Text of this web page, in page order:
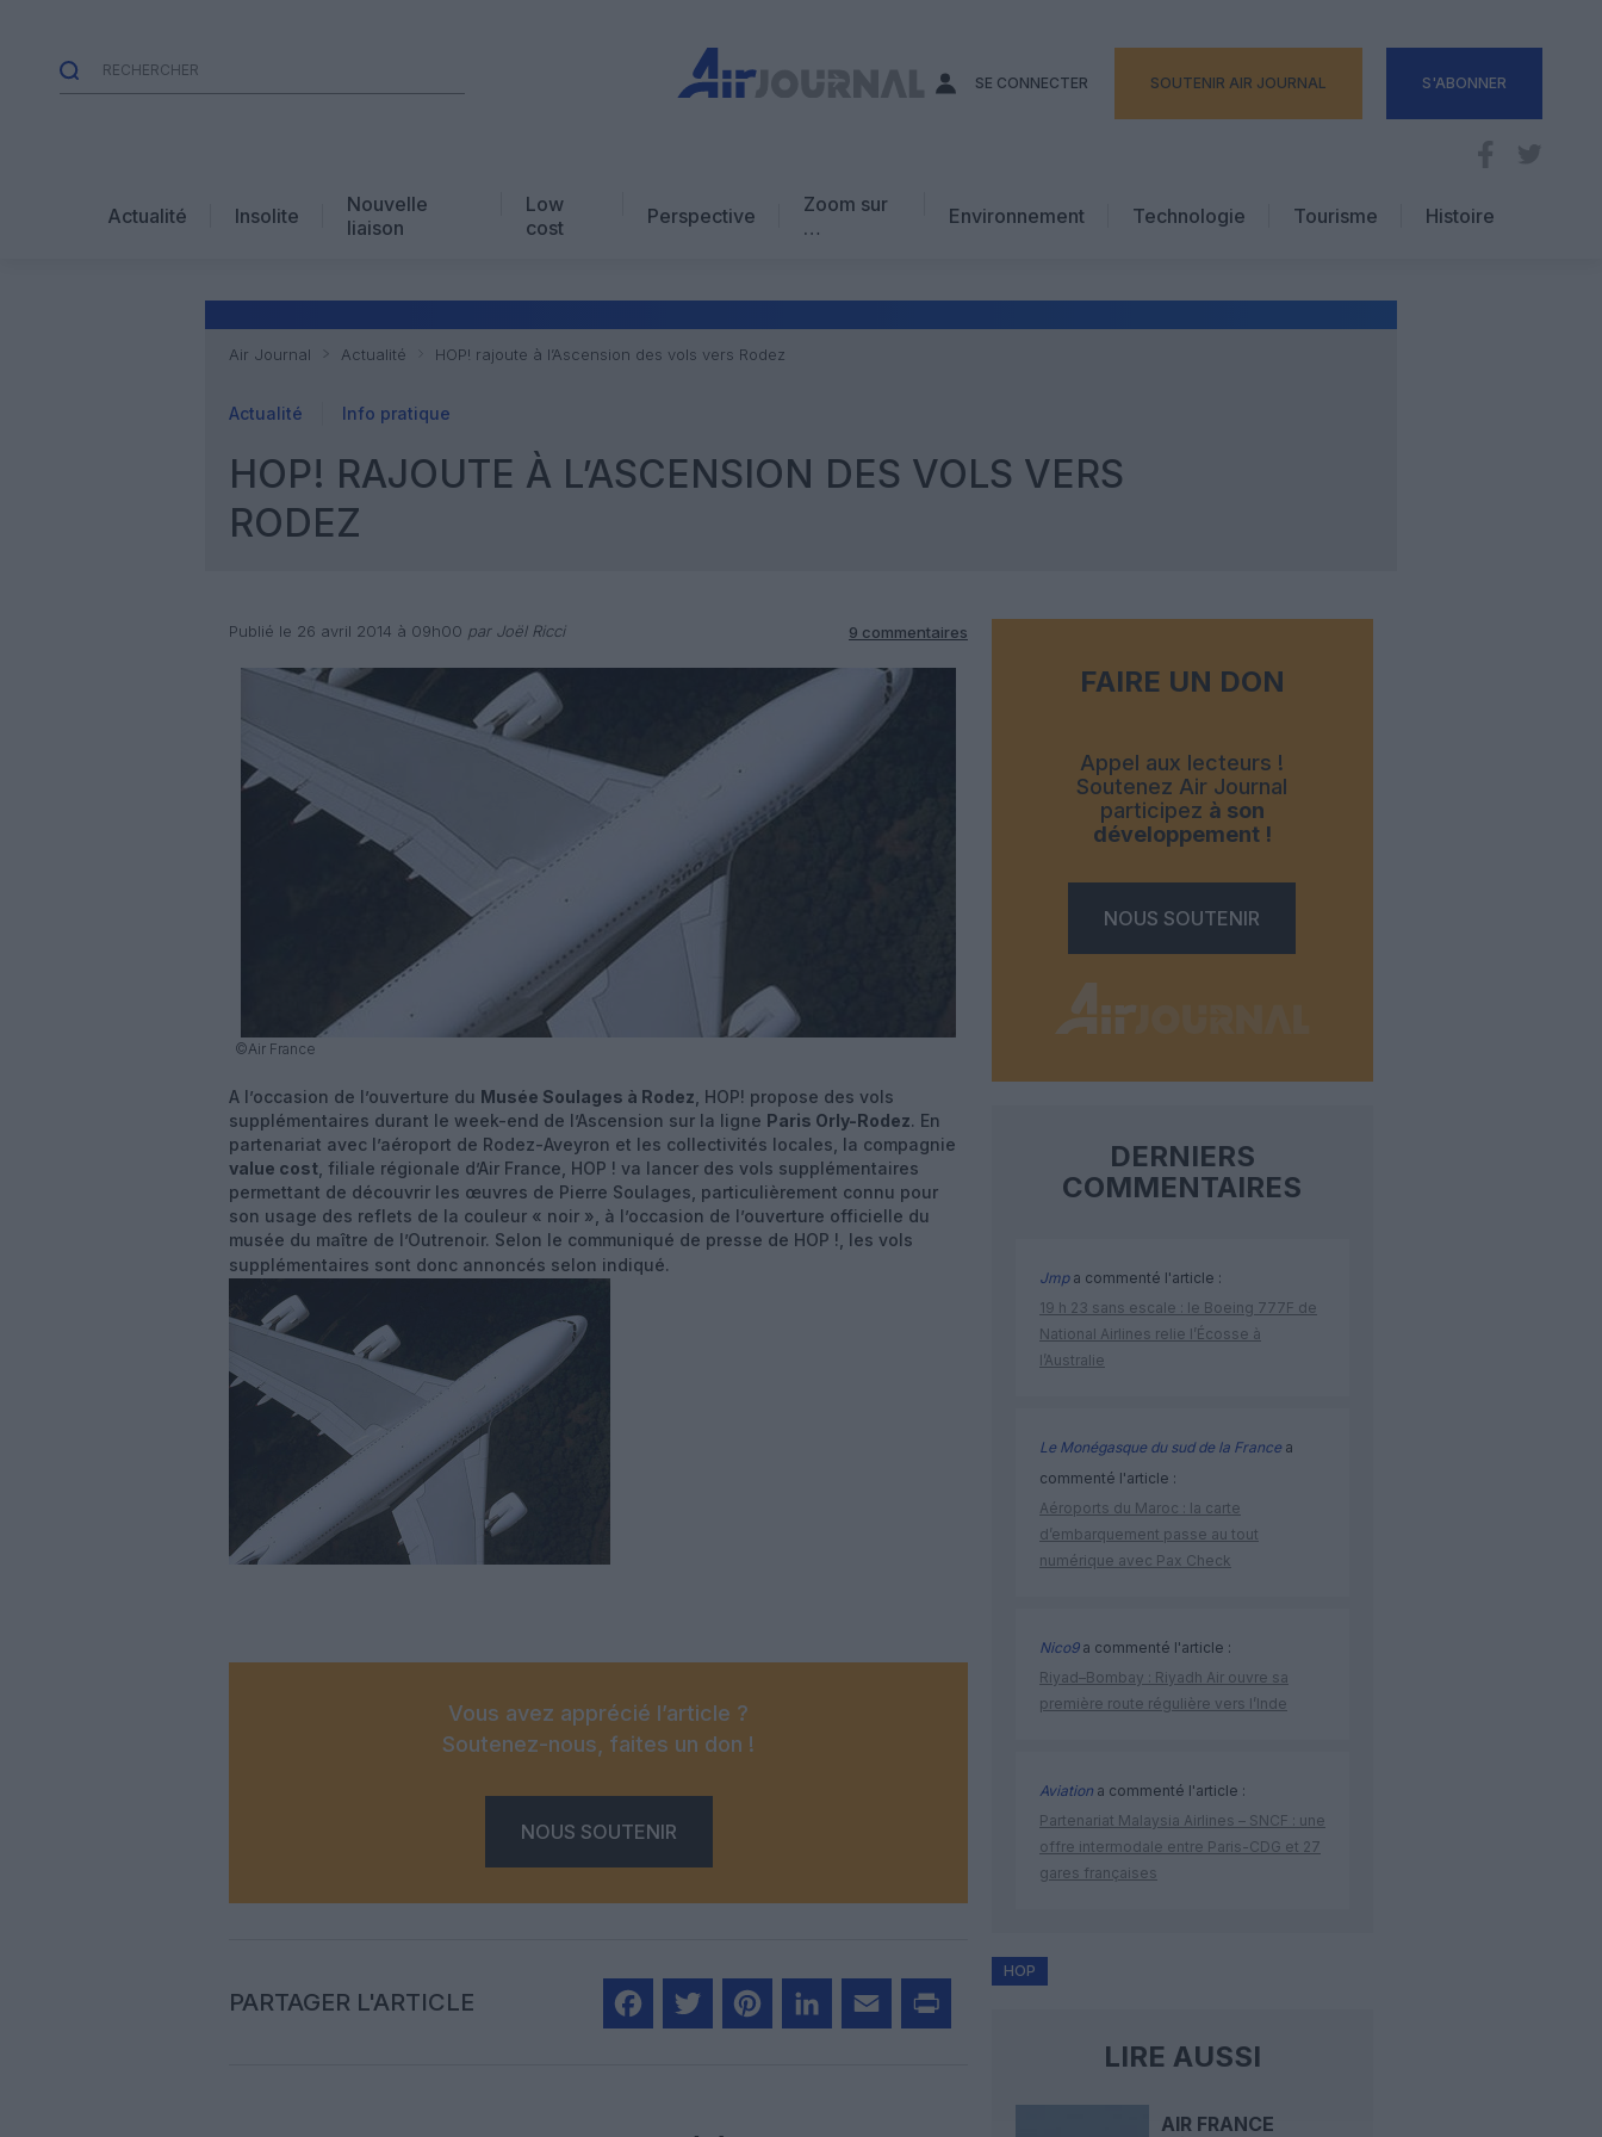
SE CONNECTER SOUTENIR AIR JOURNAL S'ABONNER
Actualité Insolite
Nouvelle
liaison
Low
cost
Perspective
Zoom sur
…
Environnement Technologie
Tourisme
Hôtellerie
Histoire
Air Journal Actualité HOP! rajoute à l’Ascension des vols vers Rodez
Actualité Info pratique
HOP! RAJOUTE À L’ASCENSION DES VOLS VERS
RODEZ
Publié le 26 avril 2014 à 09h00 par Joël Ricci 9 commentaires
©Air France
A l’occasion de l’ouverture du Musée Soulages à Rodez , HOP! propose des vols
supplémentaires durant le week-end de l’Ascension sur la ligne Paris Orly-Rodez. En
partenariat avec l’aéroport de Rodez-Aveyron et les collectivités locales, la compagnie
value cost , filiale régionale d’Air France, HOP ! va lancer des vols supplémentaires
permettant de découvrir les œuvres de Pierre Soulages, particulièrement connu pour
son usage des reflets de la couleur « noir », à l’occasion de l’ouverture officielle du
musée du maître de l’Outrenoir. Selon le communiqué de presse de HOP !, les vols
supplémentaires sont donc annoncés selon indiqué.
Vous avez apprécié l’article ?
Soutenez-nous, faites un don !
NOUS SOUTENIR
PARTAGER L'ARTICLE
FAIRE UN DON
Appel aux lecteurs !
Soutenez Air Journal
participez à son
développement !
NOUS SOUTENIR
DERNIERS
COMMENTAIRES
Jmpa commenté l'article :
19 h 23 sans escale : le Boeing 777F de
National Airlines relie l’Écosse à
l’Australie
Le Monégasque du sud de la Francea
commenté l'article :
Aéroports du Maroc : la carte
d’embarquement passe au tout
numérique avec Pax Check
Nico9a commenté l'article :
Riyad–Bombay : Riyadh Air ouvre sa
première route régulière vers l’Inde
Aviation a commenté l'article :
Partenariat Malaysia Airlines – SNCF : une
offre intermodale entre Paris-CDG et 27
gares françaises
HOP
LIRE AUSSI
AIR FRANCE